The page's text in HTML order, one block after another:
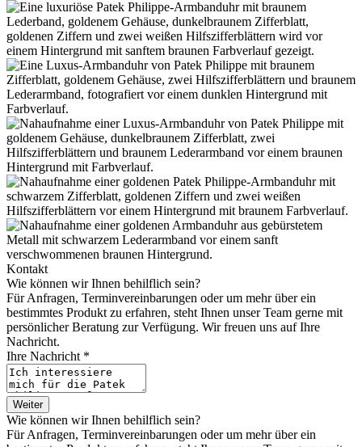
Kontakt
Wie können wir Ihnen behilflich sein?
Für Anfragen, Terminvereinbarungen oder um mehr über ein
bestimmtes Produkt zu erfahren, steht Ihnen unser Team gerne mit
persönlicher Beratung zur Verfügung. Wir freuen uns auf Ihre
Nachricht.
Ihre Nachricht *
Weiter
Wie können wir Ihnen behilflich sein?
Für Anfragen, Terminvereinbarungen oder um mehr über ein